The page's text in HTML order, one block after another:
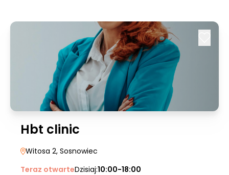
Hbt clinic
Witosa 2, Sosnowiec
Teraz otwarteDzisiaj:10:00-18:00